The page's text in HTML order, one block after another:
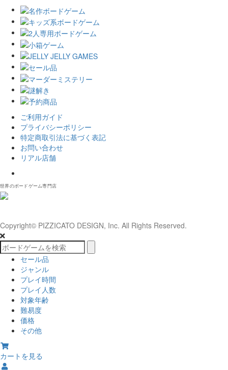
ご利用ガイド
プライバシーポリシー
特定商取引法に基づく表記
お問い合わせ
リアル店舗
世界のボードゲーム専門店
Copyright© PIZZICATO DESIGN, Inc. All Rights Reserved.
セール品
ジャンル
プレイ時間
プレイ人数
対象年齢
難易度
価格
その他
カートを見る